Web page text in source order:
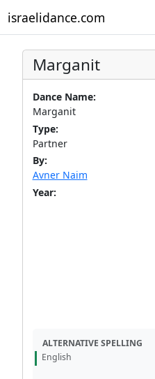
israelidance.com
Marganit
Dance Name:
Marganit
Type:
Partner
By:
Avner Naim
Year:
ALTERNATIVE SPELLING
English